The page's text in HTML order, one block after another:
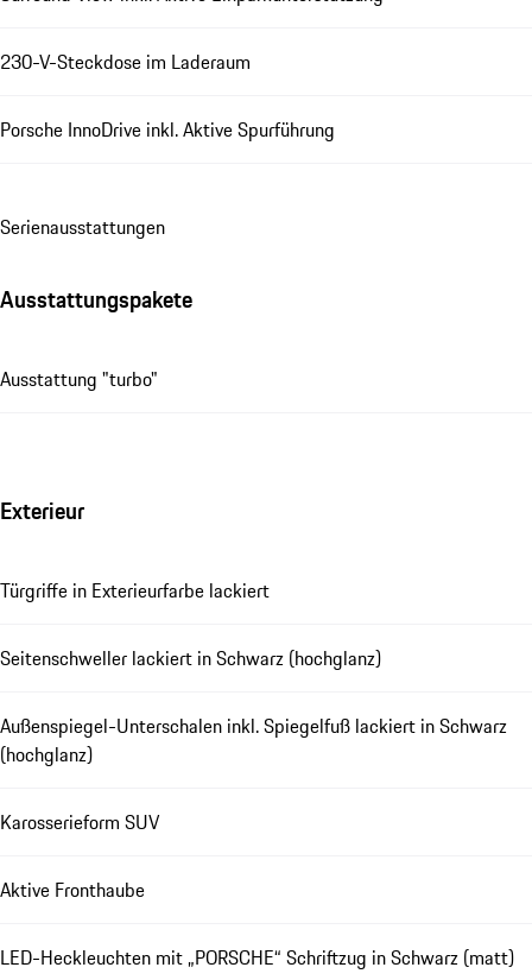
230-V-Steckdose im Laderaum
Porsche InnoDrive inkl. Aktive Spurführung
Se­ri­en­aus­stat­tungen
Ausstattungspakete
Ausstattung "turbo"
Exterieur
Türgriffe in Exterieurfarbe lackiert
Seitenschweller lackiert in Schwarz (hochglanz)
Außenspiegel-Unterschalen inkl. Spiegelfuß lackiert in Schwarz
(hochglanz)
Karosserieform SUV
Aktive Fronthaube
LED-Heckleuchten mit „PORSCHE“ Schriftzug in Schwarz (matt)